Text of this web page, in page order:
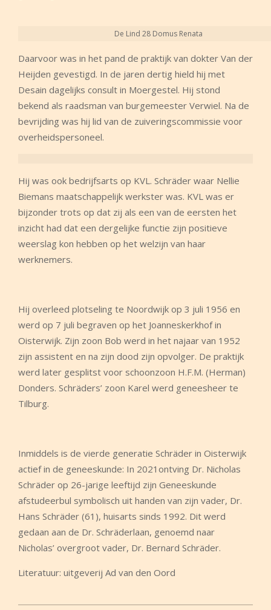
De Lind 28 Domus Renata
Daarvoor was in het pand de praktijk van dokter Van der
Heijden gevestigd. In de jaren dertig hield hij met
Desain dagelijks consult in Moergestel. Hij stond
bekend als raadsman van burgemeester Verwiel. Na de
bevrijding was hij lid van de zuiveringscommissie voor
overheidspersoneel.
Hij was ook bedrijfsarts op KVL. Schräder waar Nellie
Biemans maatschappelijk werkster was. KVL was er
bijzonder trots op dat zij als een van de eersten het
inzicht had dat een dergelijke functie zijn positieve
weerslag kon hebben op het welzijn van haar
werknemers.
Hij overleed plotseling te Noordwijk op 3 juli 1956 en
werd op 7 juli begraven op het Joanneskerkhof in
Oisterwijk. Zijn zoon Bob werd in het najaar van 1952
zijn assistent en na zijn dood zijn opvolger. De praktijk
werd later gesplitst voor schoonzoon H.F.M. (Herman)
Donders. Schräders’ zoon Karel werd geneesheer te
Tilburg.
Inmiddels is de vierde generatie Schräder in Oisterwijk
actief in de geneeskunde: In 2021ontving Dr. Nicholas
Schräder op 26-jarige leeftijd zijn Geneeskunde
afstudeerbul symbolisch uit handen van zijn vader, Dr.
Hans Schräder (61), huisarts sinds 1992. Dit werd
gedaan aan de Dr. Schräderlaan, genoemd naar
Nicholas’ overgroot vader, Dr. Bernard Schräder.
Literatuur: uitgeverij Ad van den Oord